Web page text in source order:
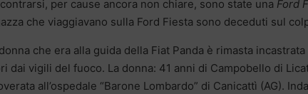
per cause ancora non chiare, sono state una Ford
che viaggiavano sulla Ford Fiesta sono deceduti sul
che era alla guida della Fiat Panda è rimasta
dai vigili del fuoco. La donna: 41 anni di Campobello di
all’ospedale “Barone Lombardo” di Canicattì (AG).